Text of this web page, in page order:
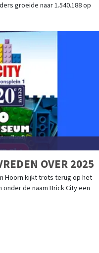
groeide naar 1.540.188 op
OVER 2025
Hoorn kijkt trots terug op het
onder de naam Brick City een